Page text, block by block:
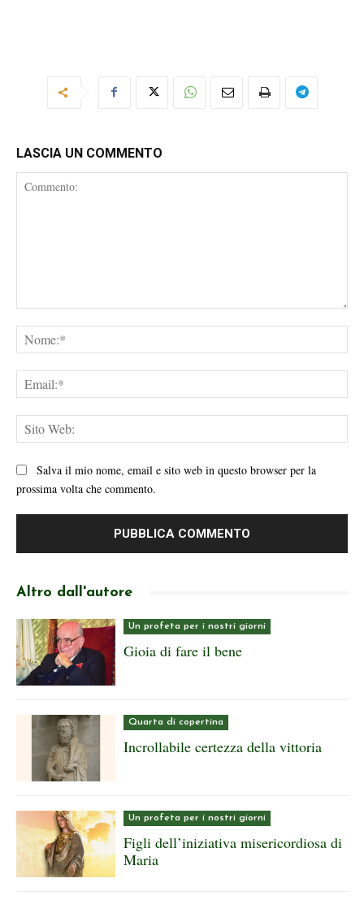
LASCIA UN COMMENTO
Salva il mio nome, email e sito web in questo browser per la
prossima volta che commento.
Altro dall'autore
Un profeta per i nostri giorni
Gioia di fare il bene
Quarta di copertina
Incrollabile certezza della vittoria
Un profeta per i nostri giorni
Figli dell’iniziativa misericordiosa di
Maria